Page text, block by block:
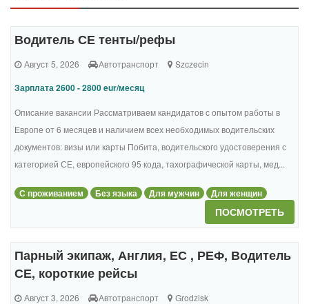
Водитель СЕ тенты/рефы
Август 5, 2026 Автотранспорт Szczecin
Зарплата 2600 - 2800 eur/месяц
Описание вакансии Рассматриваем кандидатов с опытом работы в
Европе от 6 месяцев и наличием всех необходимых водительских
документов: визы или карты Побита, водительского удостоверения с
категорией СЕ, европейского 95 кода, тахографической карты, мед...
С проживанием Без языка Для мужчин Для женщин
ПОСМОТРЕТЬ
Парный экипаж, Англия, ЕС , РЕФ, Водитель
СЕ, короткие рейсы
Август 3, 2026 Автотранспорт Grodzisk